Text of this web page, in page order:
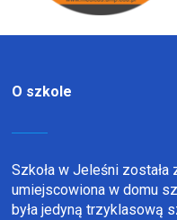
O szkole
Szkoła w Jeleśni została
umiejscowiona w domu
była jedyną trzyklasową